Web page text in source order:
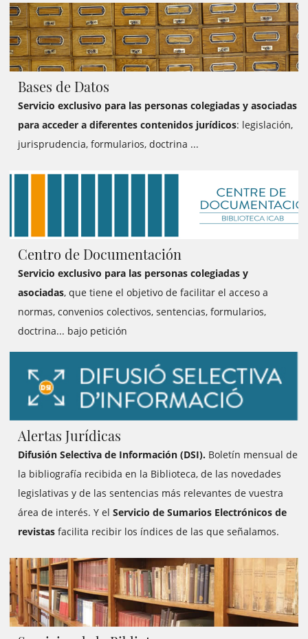
https://webedit.icab.cat/ca/biblioteca-centre-
documentacio/biblioteca/bases-de-dades/
Bases de Datos
Servicio exclusivo para las personas colegiadas y asociadas
para acceder a diferentes contenidos jurídicos: legislación,
jurisprudencia, formularios, doctrina ...
Centro de Documentación
Servicio exclusivo para las personas colegiadas y
asociadas, que tiene el objetivo de facilitar el acceso a
normas, convenios colectivos, sentencias, formularios,
doctrina... bajo petición
Alertas Jurídicas
Difusión Selectiva de Información (DSI). Boletín mensual de
la bibliografía recibida en la Biblioteca, de las novedades
legislativas y de las sentencias más relevantes de vuestra
área de interés. Y el Servicio de Sumarios Electrónicos de
revistas facilita recibir los índices de las que señalamos.